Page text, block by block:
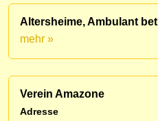
Altersheime, Ambulant
mehr »
Verein Amazone
Adresse